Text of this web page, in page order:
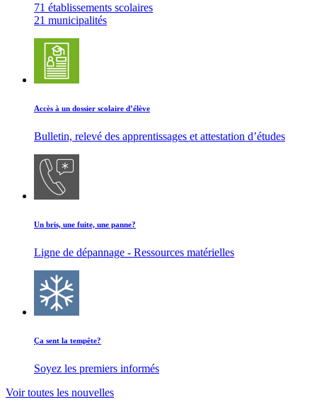
71 établissements scolaires
21 municipalités
Accès à un dossier scolaire d’élève
Bulletin, relevé des apprentissages et attestation d’études
Un bris, une fuite, une panne?
Ligne de dépannage - Ressources matérielles
Ça sent la tempête?
Soyez les premiers informés
Voir toutes les nouvelles